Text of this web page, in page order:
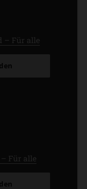
– Für alle
Für alle